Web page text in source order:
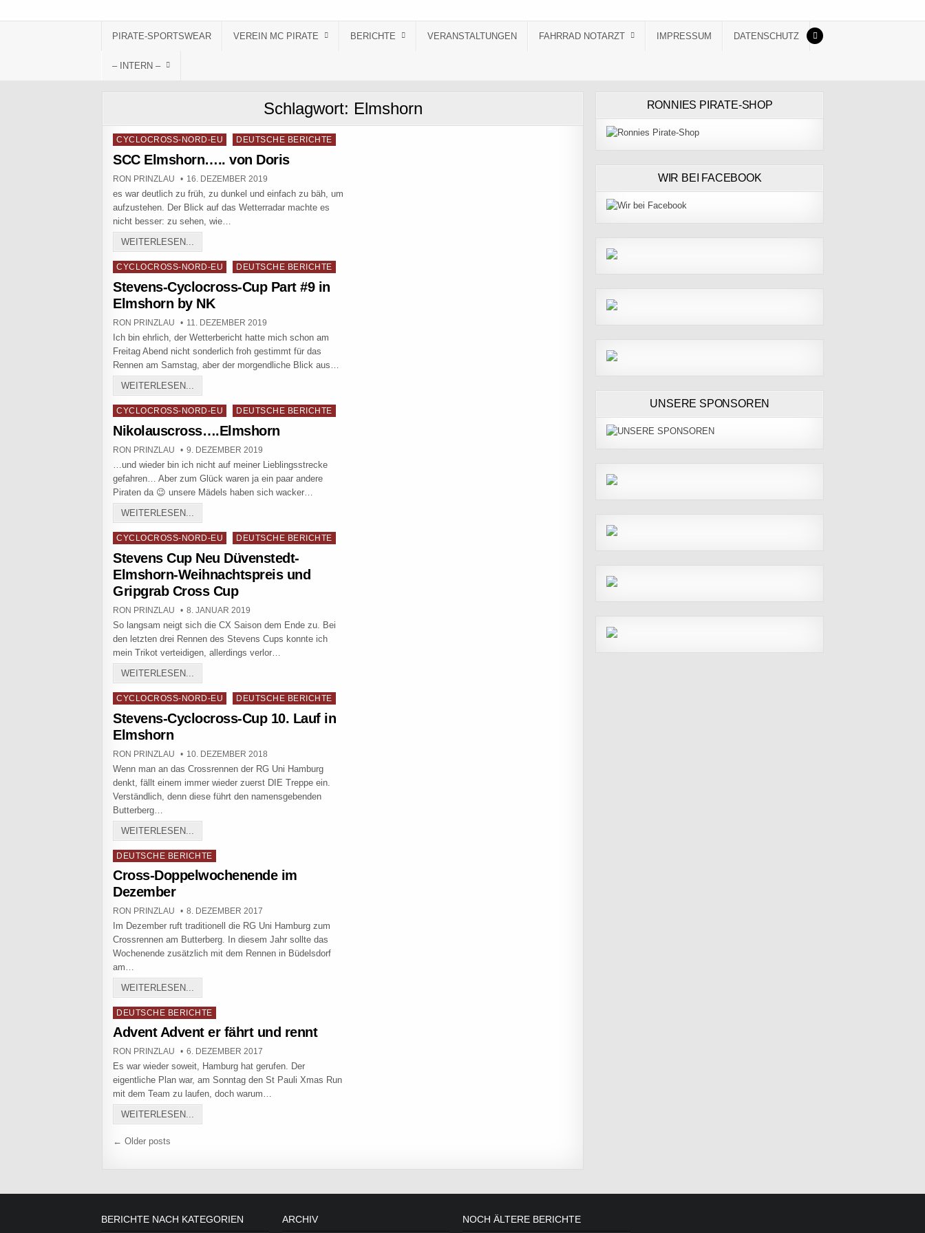
PIRATE-SPORTSWEAR VEREIN MC PIRATE BERICHTE VERANSTALTUNGEN FAHRRAD NOTARZT IMPRESSUM DATENSCHUTZ
– INTERN –
Schlagwort: Elmshorn
Posted in
CYCLOCROSS-NORD-EU DEUTSCHE BERICHTE
SCC Elmshorn….. von Doris
AUTHOR:
RON PRINZLAU PUBLISHED DATE:
16. DEZEMBER 2019
es war deutlich zu früh, zu dunkel und einfach zu bäh, um
aufzustehen. Der Blick auf das Wetterradar machte es
nicht besser: zu sehen, wie…
WEITERLESEN...
Posted in
CYCLOCROSS-NORD-EU DEUTSCHE BERICHTE
Stevens-Cyclocross-Cup Part #9 in
Elmshorn by NK
AUTHOR:
RON PRINZLAU PUBLISHED DATE:
11. DEZEMBER 2019
Ich bin ehrlich, der Wetterbericht hatte mich schon am
Freitag Abend nicht sonderlich froh gestimmt für das
Rennen am Samstag, aber der morgendliche Blick aus…
WEITERLESEN...
Posted in
CYCLOCROSS-NORD-EU DEUTSCHE BERICHTE
Nikolauscross….Elmshorn
AUTHOR:
RON PRINZLAU PUBLISHED DATE:
9. DEZEMBER 2019
…und wieder bin ich nicht auf meiner Lieblingsstrecke
gefahren… Aber zum Glück waren ja ein paar andere
Piraten da 😉 unsere Mädels haben sich wacker…
WEITERLESEN...
Posted in
CYCLOCROSS-NORD-EU DEUTSCHE BERICHTE
Stevens Cup Neu Düvenstedt-
Elmshorn-Weihnachtspreis und
Gripgrab Cross Cup
AUTHOR:
RON PRINZLAU PUBLISHED DATE:
8. JANUAR 2019
So langsam neigt sich die CX Saison dem Ende zu. Bei
den letzten drei Rennen des Stevens Cups konnte ich
mein Trikot verteidigen, allerdings verlor…
WEITERLESEN...
Posted in
CYCLOCROSS-NORD-EU DEUTSCHE BERICHTE
Stevens-Cyclocross-Cup 10. Lauf in
Elmshorn
AUTHOR:
RON PRINZLAU PUBLISHED DATE:
10. DEZEMBER 2018
Wenn man an das Crossrennen der RG Uni Hamburg
denkt, fällt einem immer wieder zuerst DIE Treppe ein.
Verständlich, denn diese führt den namensgebenden
Butterberg…
WEITERLESEN...
Posted in
DEUTSCHE BERICHTE
Cross-Doppelwochenende im
Dezember
AUTHOR:
RON PRINZLAU PUBLISHED DATE:
8. DEZEMBER 2017
Im Dezember ruft traditionell die RG Uni Hamburg zum
Crossrennen am Butterberg. In diesem Jahr sollte das
Wochenende zusätzlich mit dem Rennen in Büdelsdorf
am…
WEITERLESEN...
Posted in
DEUTSCHE BERICHTE
Advent Advent er fährt und rennt
AUTHOR:
RON PRINZLAU PUBLISHED DATE:
6. DEZEMBER 2017
Es war wieder soweit, Hamburg hat gerufen. Der
eigentliche Plan war, am Sonntag den St Pauli Xmas Run
mit dem Team zu laufen, doch warum…
WEITERLESEN...
Beitragsnavigation
← Older posts
RONNIES PIRATE-SHOP
WIR BEI FACEBOOK
UNSERE SPONSOREN
BERICHTE NACH KATEGORIEN ARCHIV NOCH ÄLTERE BERICHTE